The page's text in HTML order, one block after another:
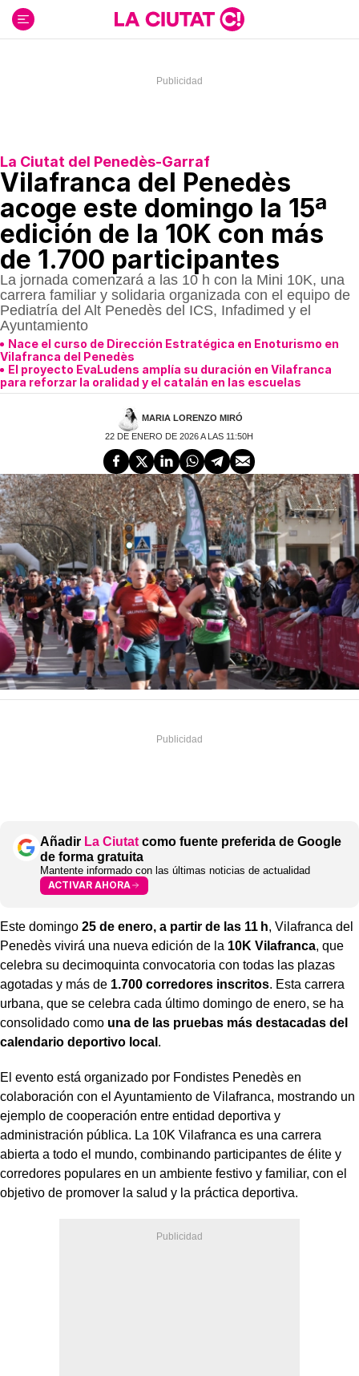
contenido
La Ciutat del Penedès-Garraf
Vilafranca del Penedès
acoge este domingo la 15ª
edición de la 10K con más
de 1.700 participantes
La jornada comenzará a las 10 h con la Mini 10K, una
carrera familiar y solidaria organizada con el equipo de
Pediatría del Alt Penedès del ICS, Infadimed y el
Ayuntamiento
Nace el curso de Dirección Estratégica en Enoturismo en
Vilafranca del Penedès
El proyecto EvaLudens amplía su duración en Vilafranca
para reforzar la oralidad y el catalán en las escuelas
MARIA LORENZO MIRÓ
22 DE ENERO DE 2026 A LAS 11:50H
Añadir La Ciutat como fuente preferida de Google
de forma gratuita
Mantente informado con las últimas noticias de actualidad
ACTIVAR AHORA
Este domingo 25 de enero, a partir de las 11 h, Vilafranca del
Penedès vivirá una nueva edición de la 10K Vilafranca, que
celebra su decimoquinta convocatoria con todas las plazas
agotadas y más de 1.700 corredores inscritos. Esta carrera
urbana, que se celebra cada último domingo de enero, se ha
consolidado como una de las pruebas más destacadas del
calendario deportivo local .
El evento está organizado por Fondistes Penedès en
colaboración con el Ayuntamiento de Vilafranca, mostrando un
ejemplo de cooperación entre entidad deportiva y
administración pública. La 10K Vilafranca es una carrera
abierta a todo el mundo, combinando participantes de élite y
corredores populares en un ambiente festivo y familiar, con el
objetivo de promover la salud y la práctica deportiva.